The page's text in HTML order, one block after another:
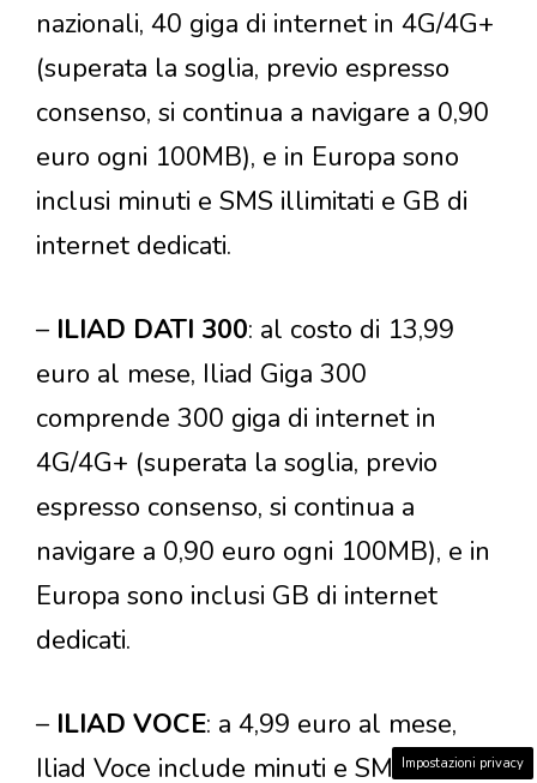
nazionali, 40 giga di internet in 4G/4G+
(superata la soglia, previo espresso
consenso, si continua a navigare a 0,90
euro ogni 100MB), e in Europa sono
inclusi minuti e SMS illimitati e GB di
internet dedicati.
– ILIAD DATI 300: al costo di 13,99
euro al mese, Iliad Giga 300
comprende 300 giga di internet in
4G/4G+ (superata la soglia, previo
espresso consenso, si continua a
navigare a 0,90 euro ogni 100MB), e in
Europa sono inclusi GB di internet
dedicati.
– ILIAD VOCE: a 4,99 euro al mese,
Iliad Voce include minuti e SMSImpostazioni privacy